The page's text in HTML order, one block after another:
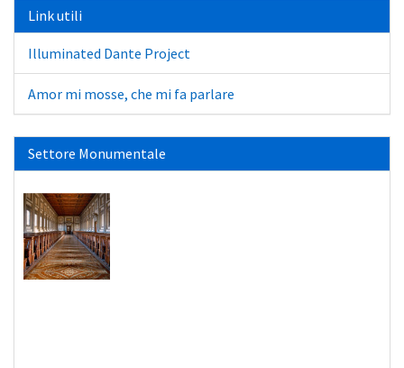
Link utili
Illuminated Dante Project
Amor mi mosse, che mi fa parlare
Settore Monumentale